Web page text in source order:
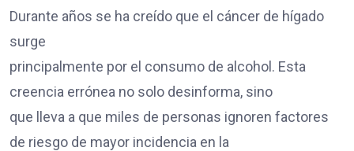
Durante años se ha creído que el cáncer de hígado
surge
principalmente por el consumo de alcohol. Esta
creencia errónea no solo desinforma, sino
que lleva a que miles de personas ignoren factores
de riesgo de mayor incidencia en la